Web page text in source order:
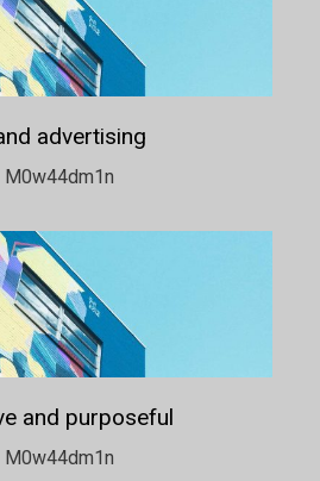
advertising
M0w44dm1n
and purposeful
M0w44dm1n